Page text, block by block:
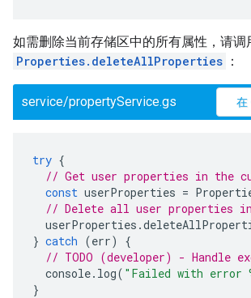
如需删除当前存储区中的所有属性，请调
Properties.deleteAllProperties ：
service/propertyService.gs 在
try {
// Get user properties in the
const userProperties =
// Delete all user properties
userProperties .
} catch (err)
{
// TODO (developer) - Handle
console. log( "Failed with error
}